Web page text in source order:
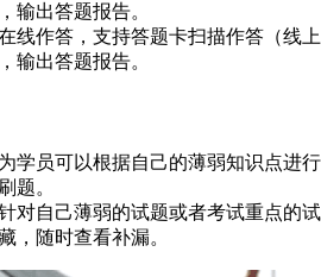
输出答题报告。
线作答，支持答题卡扫描作答（线上
输出答题报告。
学员可以根据自己的薄弱知识点进行
题。
对自己薄弱的试题或者考试重点的试
，随时查看补漏。